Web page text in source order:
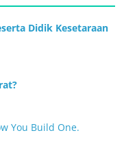
Didik Kesetaraan
You Build One.